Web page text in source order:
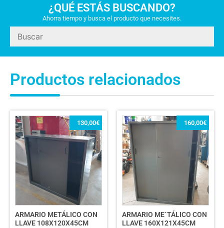
¿QUÉ ESTÁS BUSCANDO?
Ahorra tiempo y busca el producto que necesites.
Productos relacionados
ARMARIO METÁLICO CON
LLAVE 108X120X45CM
130,00€
ARMARIO ME´TÁLICO CON
LLAVE 160X121X45CM
160,00€